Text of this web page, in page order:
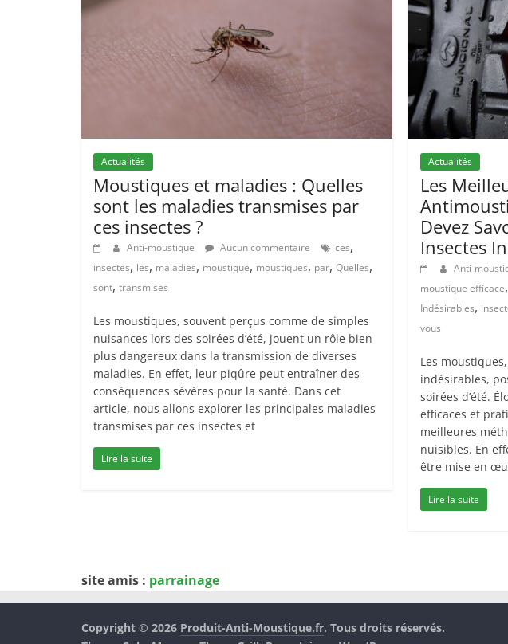
Actualités
Moustiques et maladies : Quelles
sont les maladies transmises par
ces insectes ?
Anti-moustique Aucun commentaire ces,
insectes, les, maladies, moustique, moustiques, par, Quelles,
sont, transmises
Les moustiques, souvent perçus comme de simples
nuisances lors des soirées d’été, jouent un rôle bien
plus dangereux dans la transmission de diverses
maladies. En effet, leur piqûre peut entraîner des
conséquences sévères pour la santé. Dans cet
article, nous allons explorer les principales maladies
transmises par ces insectes et
Lire la suite
Actualités
Les
Devez
Insectes
Anti-
moustique efficace
Indésirables,
vous
Les
indésirables,
soirées d’été.
efficaces et
meilleures
nuisibles. En
être mise en
Lire la suite
site amis : parrainage
Copyright © 2026 Produit-Anti-Moustique.fr. Tous droits réservés.